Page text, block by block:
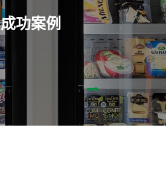
成功案例